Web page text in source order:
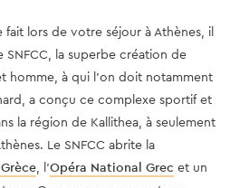
fait lors de votre séjour à Athènes, il
la superbe création de
homme, à qui l'on doit notamment
a conçu ce complexe sportif et
la région de Kallithea, à seulement
Le SNFCC abrite la
, l'Opéra National Grec et un